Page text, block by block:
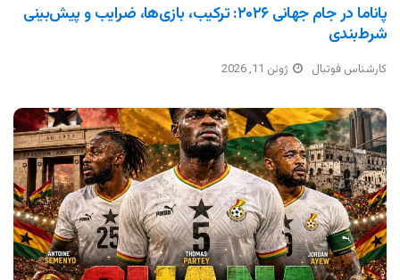
پاناما در جام جهانی ۲۰۲۶: ترکیب، بازی‌ها، ضرایب و پیش‌بینی
شرط‌بندی
کارشناس فوتبال ژوئن 11, 2026